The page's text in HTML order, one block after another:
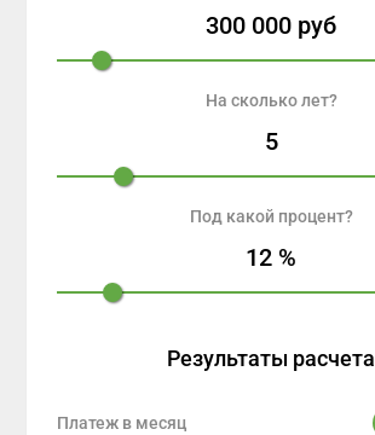
300 000 руб
На сколько лет?
5
Под какой процент?
12 %
Результаты расчета
Платеж в месяц